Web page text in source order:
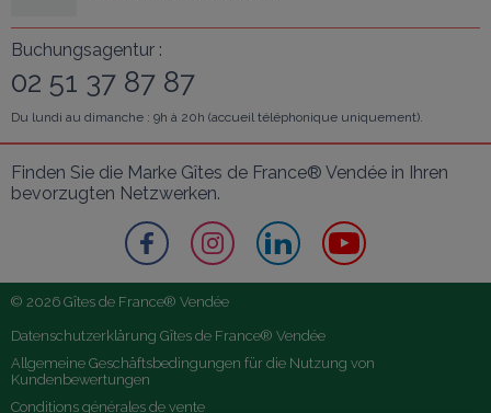
Buchungsagentur :
02 51 37 87 87
Du lundi au dimanche : 9h à 20h (accueil téléphonique uniquement).
Finden Sie die Marke Gîtes de France® Vendée in Ihren
bevorzugten Netzwerken.
© 2026 Gîtes de France® Vendée
Datenschutzerklärung Gîtes de France® Vendée
Allgemeine Geschäftsbedingungen für die Nutzung von
Kundenbewertungen
Conditions générales de vente